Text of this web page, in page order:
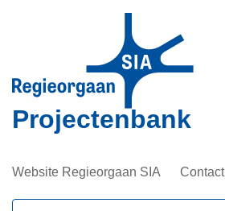
de
inhoud
gaan
Projectenbank
Website Regieorgaan SIA Contact